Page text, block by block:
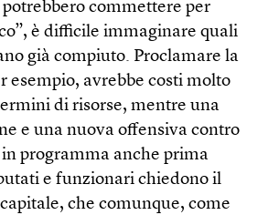
commettere per
è difficile immaginare quali
già compiuto. Proclamare la
esempio, avrebbe costi molto
di risorse, mentre una
e una nuova offensiva contro
programma anche prima
e funzionari chiedono il
che comunque, come